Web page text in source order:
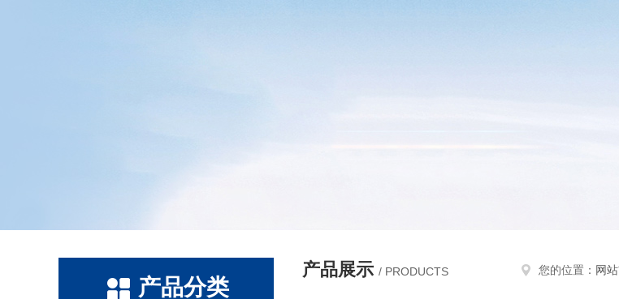
产品分类
产品展示 / PRODUCTS 您的位置： 网